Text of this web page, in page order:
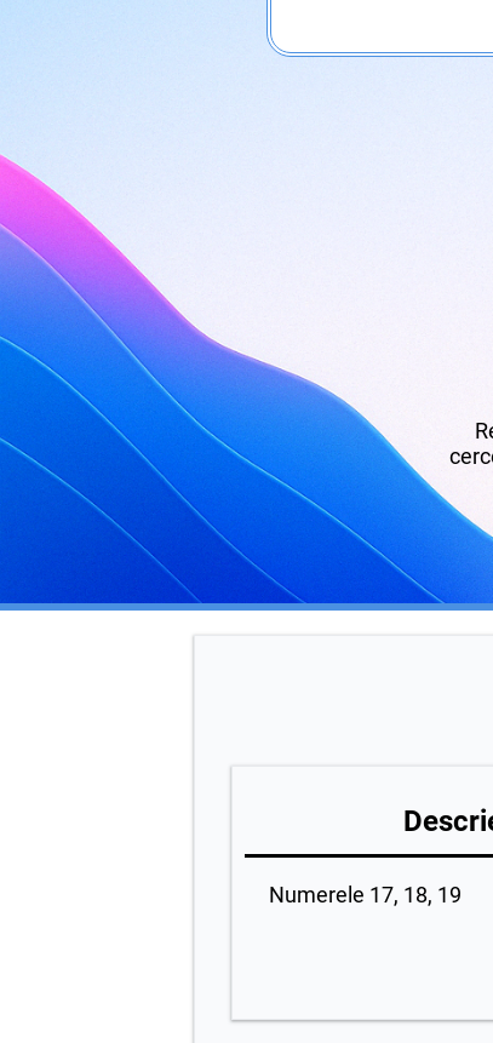
Numerele 17, 18, 19